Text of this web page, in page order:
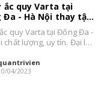
ắc quy Varta tại
Đa - Hà Nội thay tận
bán tốt
quy Varta tại Đống Đa -
chất lượng, uy tín. Đại lý
04/2023